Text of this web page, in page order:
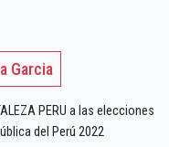
Garcia
PERU a las elecciones
del Perú 2022